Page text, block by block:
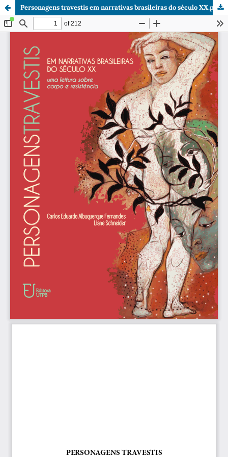
Personagens travestis em narrativas brasileiras do século XX.pdf